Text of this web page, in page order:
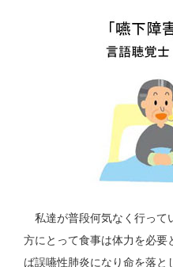
私達が普段何気なく行って
方にとって食事は体力を必要
ば誤嚥性肺炎になり命を落と